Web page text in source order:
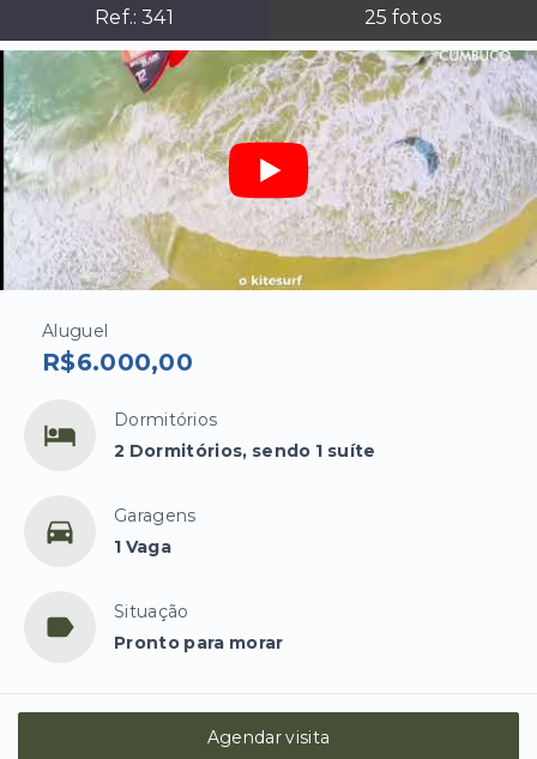
Ref.:341 25 fotos
Aluguel
R$6.000,00
Dormitórios
2 Dormitórios, sendo 1 suíte
Garagens
1 Vaga
Situação
Pronto para morar
Agendar visita